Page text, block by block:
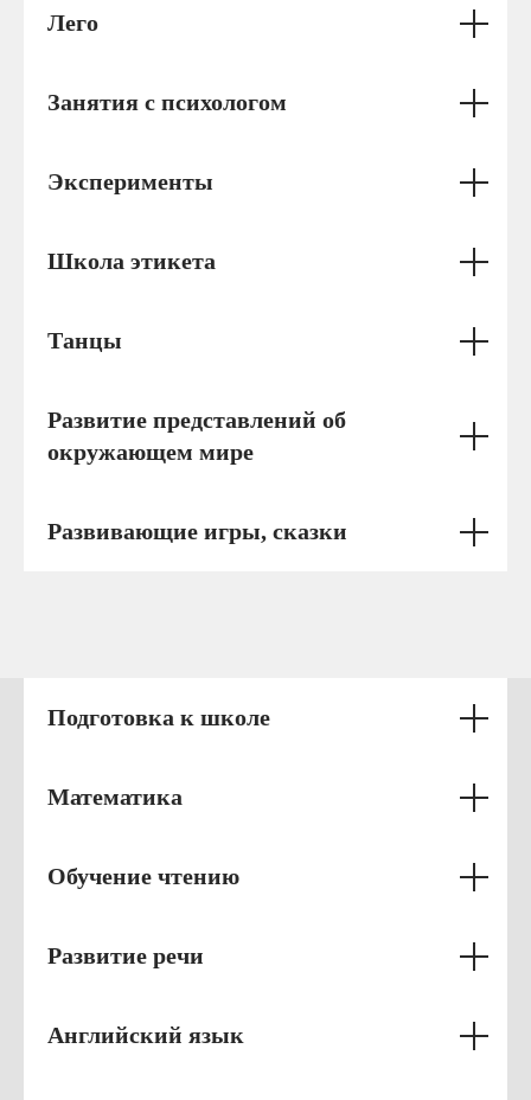
Лего
Занятия с психологом
Эксперименты
Школа этикета
Танцы
Развитие представлений об
окружающем мире
Развивающие игры, сказки
Перечень занятий в
Подготовка к школе
Математика
Обучение чтению
Развитие речи
Английский язык